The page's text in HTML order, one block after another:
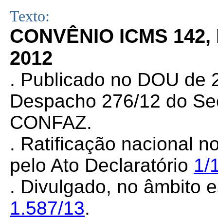
Texto:
CONVÊNIO ICMS
2012
. Publicado no DOU de
Despacho 276/12 do
CONFAZ.
. Ratificação nacional
pelo Ato Declaratório 1/
. Divulgado, no âmbito
1.587/13.